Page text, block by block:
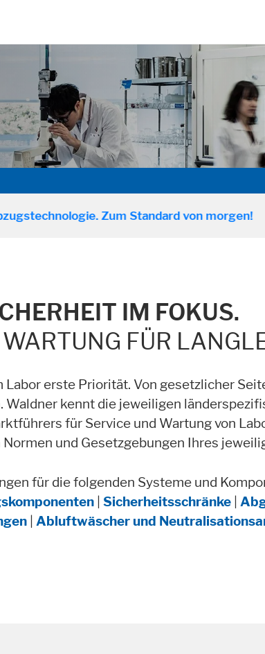
Zum Standard von morgen!
IM FOKUS.
FÜR
erste Priorität. Von gesetzlicher
kennt die jeweiligen
für Service und Wartung von
und Gesetzgebungen Ihres
für die folgenden Systeme und
Sicherheitsschränke
Abluftwäscher und
Website zur Verfügung stellen. Wie zum Beispiel YouTube,